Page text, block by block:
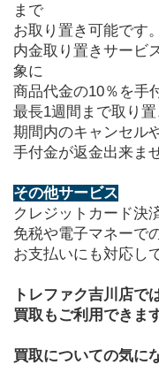
まで
お取り置き可能です。
内金取り置きサービ
象に
商品代金の10％を手
最長1週間まで取り置
期間内のキャンセル
手付金が返金出来ま
その他サービス
クレジットカード決
免税や電子マネーで
お支払いにも対応し
トレファク吉川店で
買取もご利用できま
買取についての気に